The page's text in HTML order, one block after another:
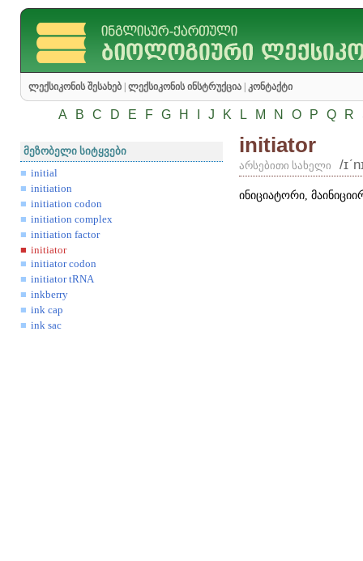
ლექსიკონის შესახებ ლექსიკონის ინსტრუქცია კონტაქტი
A B C D E F G H J K L M N O P Q R
მეზობელი სიტყვები
initial
initiation
initiation codon
initiation complex
initiation factor
initiator
initiator codon
initiator tRNA
inkberry
ink cap
ink sac
initiator
არსებითი სახელი /
ინიციატორი,